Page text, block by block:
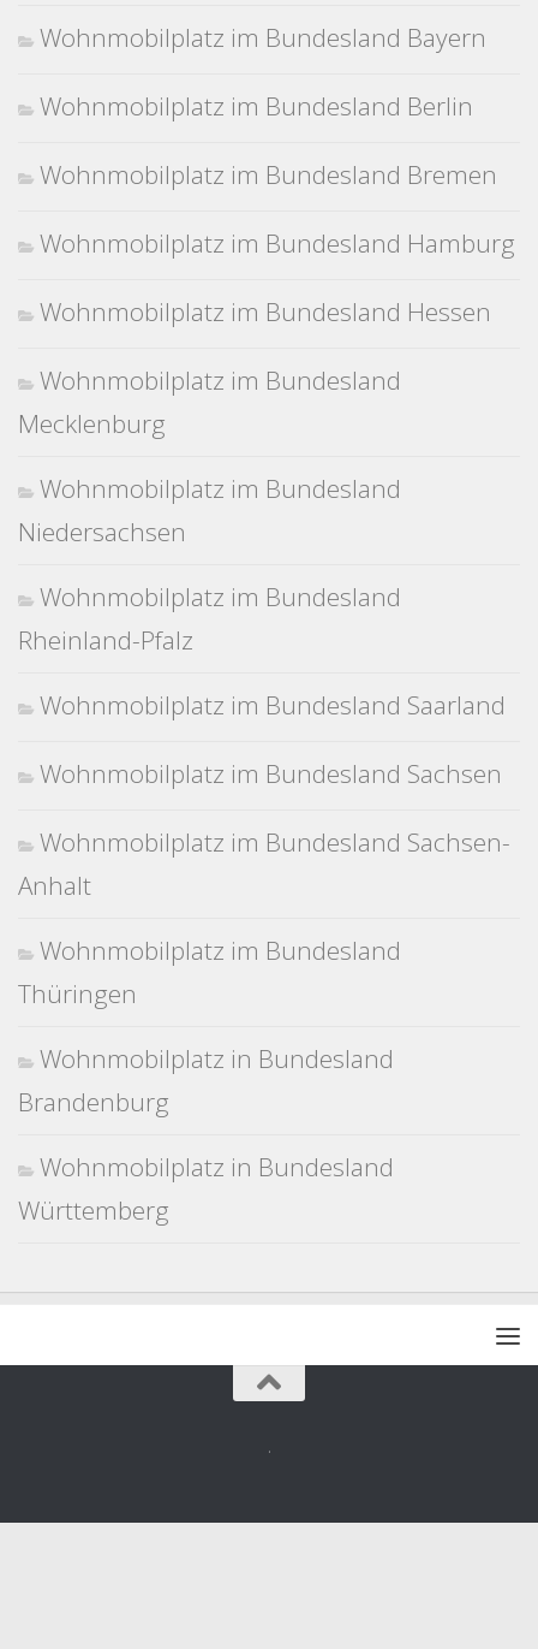
Wohnmobilplatz im Bundesland Bayern
Wohnmobilplatz im Bundesland Berlin
Wohnmobilplatz im Bundesland Bremen
Wohnmobilplatz im Bundesland Hamburg
Wohnmobilplatz im Bundesland Hessen
Wohnmobilplatz im Bundesland
Mecklenburg
Wohnmobilplatz im Bundesland
Niedersachsen
Wohnmobilplatz im Bundesland
Rheinland-Pfalz
Wohnmobilplatz im Bundesland Saarland
Wohnmobilplatz im Bundesland Sachsen
Wohnmobilplatz im Bundesland Sachsen-
Anhalt
Wohnmobilplatz im Bundesland
Thüringen
Wohnmobilplatz in Bundesland
Brandenburg
Wohnmobilplatz in Bundesland
Württemberg
.